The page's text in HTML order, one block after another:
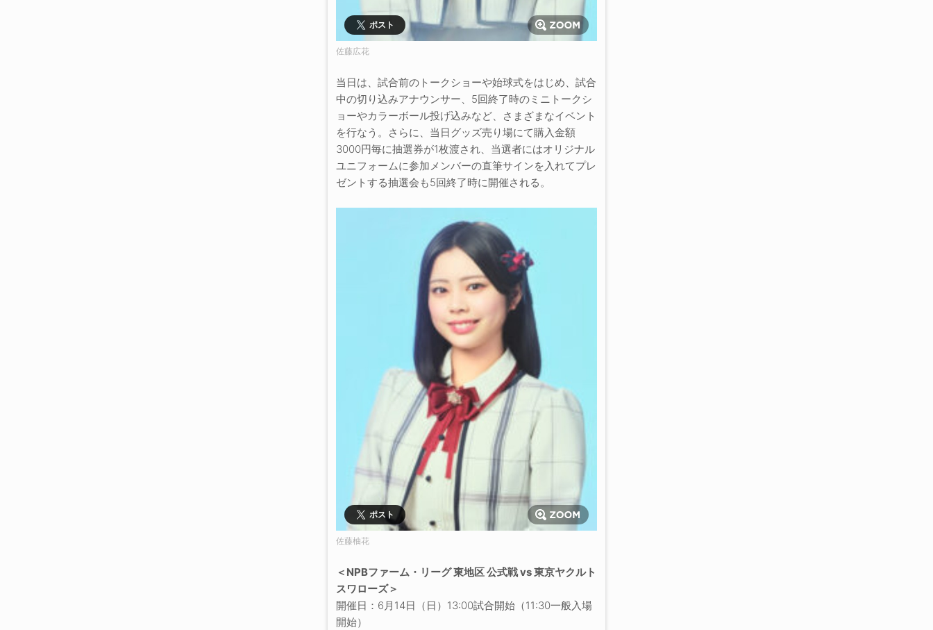
ポスト
佐藤広花
当日は、試合前のトークショーや始球式をはじめ、試合
中の切り込みアナウンサー、5回終了時のミニトークシ
ョーやカラーボール投げ込みなど、さまざまなイベント
を行なう。さらに、当日グッズ売り場にて購入金額
3000円毎に抽選券が1枚渡され、当選者にはオリジナル
ユニフォームに参加メンバーの直筆サインを入れてプレ
ゼントする抽選会も5回終了時に開催される。
ポスト
佐藤柚花
＜NPBファーム・リーグ 東地区 公式戦 vs 東京ヤクルト
スワローズ＞
開催日：6月14日（日）13:00試合開始（11:30一般入場
開始）